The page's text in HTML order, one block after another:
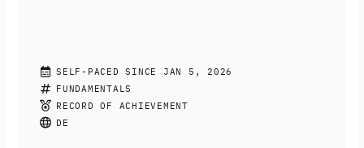
OPENHPI TEACHING TEAM
Der openHPI-Adventskalender ist da! ❄️
neues Türchen, jeden Tag eine neue Aufgabe.
digitalen Türchen warten spannende Lerneinheiten,
SELF-PACED SINCE JAN 5, 2026
FUNDAMENTALS
RECORD OF ACHIEVEMENT
DE